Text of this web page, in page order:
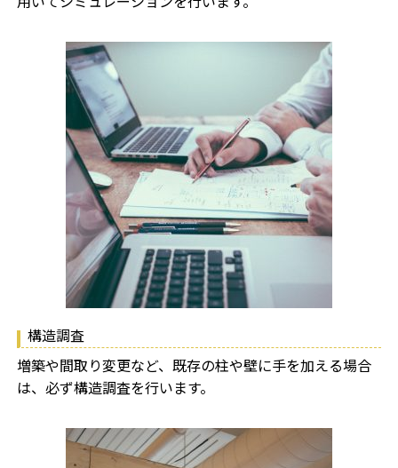
用いてシミュレーションを行います。
構造調査
増築や間取り変更など、既存の柱や壁に手を加える場合
は、必ず構造調査を行います。